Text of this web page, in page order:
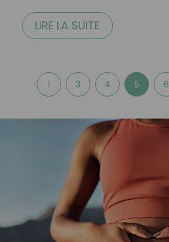
LIRE LA SUITE
1 3 4 5 6